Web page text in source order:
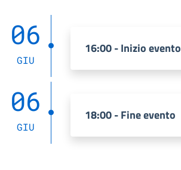
06
GIU
16:00 - Inizio evento
06
GIU
18:00 - Fine evento